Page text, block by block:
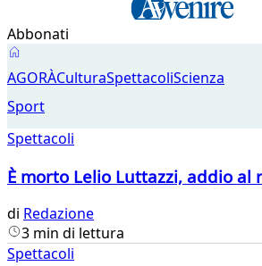
Abbonati
Spettacoli
AGORÀCulturaSpettacoliScienza
Sport
Spettacoli
È morto Lelio Luttazzi, addio al
di Redazione
3 min di lettura
Spettacoli